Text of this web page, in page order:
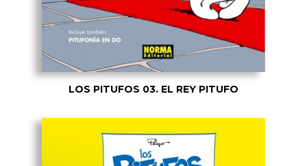
LOS PITUFOS 03. EL REY PITUFO